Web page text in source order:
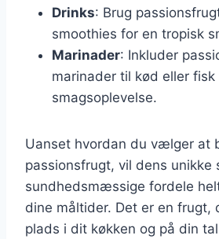
Drinks: Brug
smoothies for en tropisk
Marinader: Inkluder
marinader til kød eller
smagsoplevelse.
Uanset hvordan du vælger at
passionsfrugt, vil dens unikke
sundhedsmæssige fordele
dine måltider. Det er en frugt,
plads i dit køkken og på din